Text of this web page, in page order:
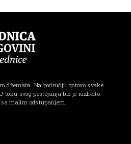
džemata. Na području gotovo svake
toku svog postojanja bio je različito
sa malim odstupanjem.